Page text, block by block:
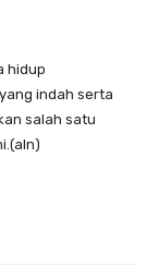
hidup
indah serta
salah satu